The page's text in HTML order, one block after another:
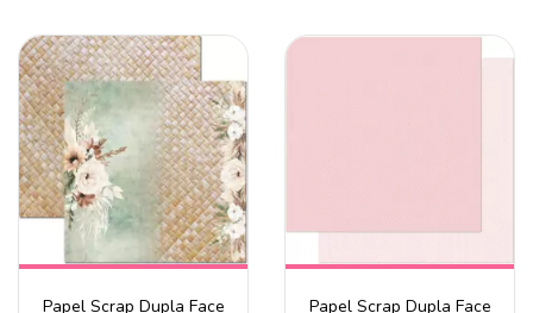
Papel Scrap Dupla Face
Papel Scrap Dupla Face